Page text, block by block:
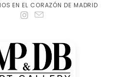
EN EL CORAZÓN DE MADRID